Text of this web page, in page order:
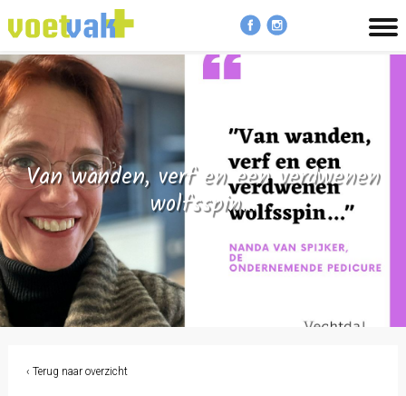
Van wanden, verf en een verdwenen
wolfsspin…
‹ Terug naar overzicht